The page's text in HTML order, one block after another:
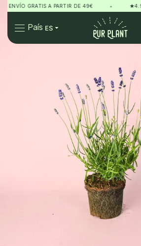
GRATIS A PARTIR DE 49€ ★4.9 ·
País
Pur Plant
Sobre Pur Plant